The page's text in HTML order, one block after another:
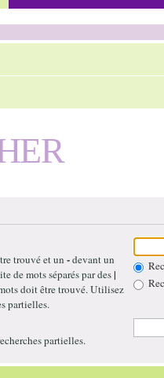
trouvé et un -devant un
de mots séparés par des|
doit être trouvé. Utilisez
partielles.
partielles.